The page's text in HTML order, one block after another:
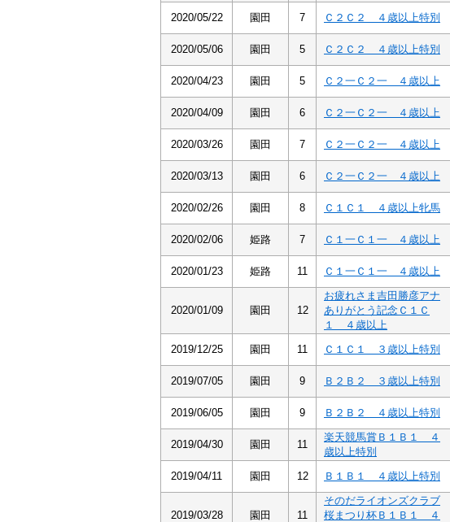
2020/05/22 園田 7 Ｃ２Ｃ２ ４歳以上特別
2020/05/06 園田 5 Ｃ２Ｃ２ ４歳以上特別
2020/04/23 園田 5 Ｃ２一Ｃ２一 ４歳以上
2020/04/09 園田 6 Ｃ２一Ｃ２一 ４歳以上
2020/03/26 園田 7 Ｃ２一Ｃ２一 ４歳以上
2020/03/13 園田 6 Ｃ２一Ｃ２一 ４歳以上
2020/02/26 園田 8 Ｃ１Ｃ１ ４歳以上牝馬
2020/02/06 姫路 7 Ｃ１一Ｃ１一 ４歳以上
2020/01/23 姫路 11 Ｃ１一Ｃ１一 ４歳以上
2020/01/09 園田 12
お疲れさま吉田勝彦アナ
ありがとう記念Ｃ１Ｃ
１ ４歳以上
2019/12/25 園田 11 Ｃ１Ｃ１ ３歳以上特別
2019/07/05 園田 9 Ｂ２Ｂ２ ３歳以上特別
2019/06/05 園田 9 Ｂ２Ｂ２ ４歳以上特別
2019/04/30 園田 11
楽天競馬賞Ｂ１Ｂ１ ４
歳以上特別
2019/04/11 園田 12 Ｂ１Ｂ１ ４歳以上特別
2019/03/28 園田 11
そのだライオンズクラブ
桜まつり杯Ｂ１Ｂ１ ４